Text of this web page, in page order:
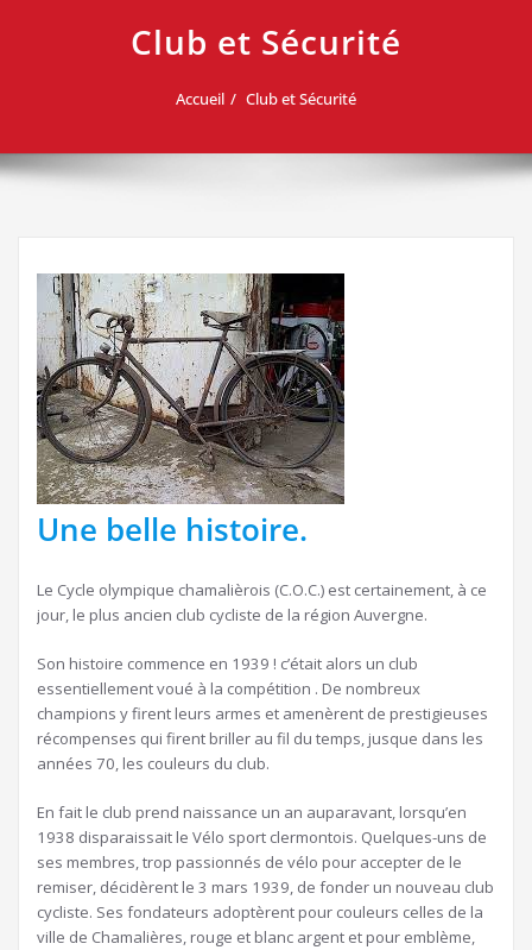
Club et Sécurité
Accueil Club et Sécurité
Une belle histoire.
Le Cycle olympique chamalièrois (C.O.C.) est certainement, à ce
jour, le plus ancien club cycliste de la région Auvergne.
Son histoire commence en 1939 ! c’était alors un club
essentiellement voué à la compétition . De nombreux
champions y firent leurs armes et amenèrent de prestigieuses
récompenses qui firent briller au fil du temps, jusque dans les
années 70, les couleurs du club.
En fait le club prend naissance un an auparavant, lorsqu’en
1938 disparaissait le Vélo sport clermontois. Quelques-uns de
ses membres, trop passionnés de vélo pour accepter de le
remiser, décidèrent le 3 mars 1939, de fonder un nouveau club
cycliste. Ses fondateurs adoptèrent pour couleurs celles de la
ville de Chamalières, rouge et blanc argent et pour emblème,